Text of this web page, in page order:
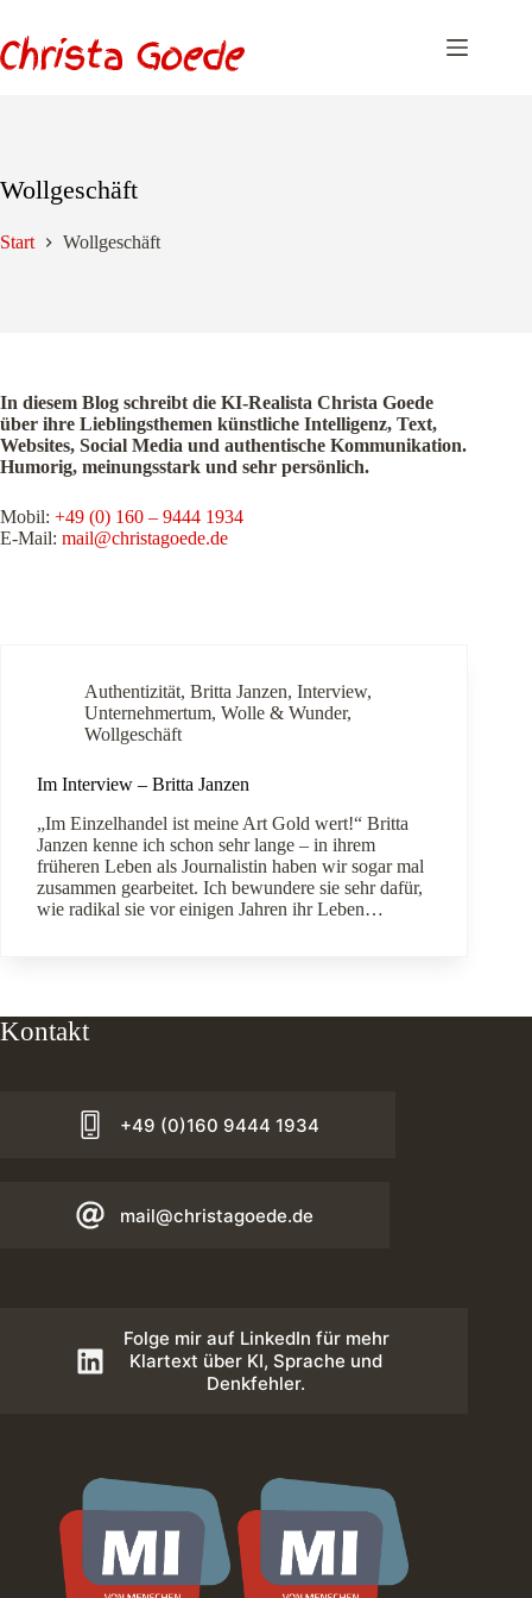
springen
Wollgeschäft
Start Wollgeschäft
In diesem Blog schreibt die KI-Realista Christa Goede
über ihre Lieblingsthemen künstliche Intelligenz, Text,
Websites, Social Media und authentische Kommunikation.
Humorig, meinungsstark und sehr persönlich.
Mobil: +49 (0) 160 – 9444 1934
E-Mail: mail@christagoede.de
Authentizität, Britta Janzen, Interview,
Unternehmertum, Wolle & Wunder,
Wollgeschäft
Im Interview – Britta Janzen
„Im Einzelhandel ist meine Art Gold wert!“ Britta
Janzen kenne ich schon sehr lange – in ihrem
früheren Leben als Journalistin haben wir sogar mal
zusammen gearbeitet. Ich bewundere sie sehr dafür,
wie radikal sie vor einigen Jahren ihr Leben…
Kontakt
+49 (0)160 9444 1934
mail@christagoede.de
Folge mir auf LinkedIn für mehr
Klartext über KI, Sprache und
Denkfehler.